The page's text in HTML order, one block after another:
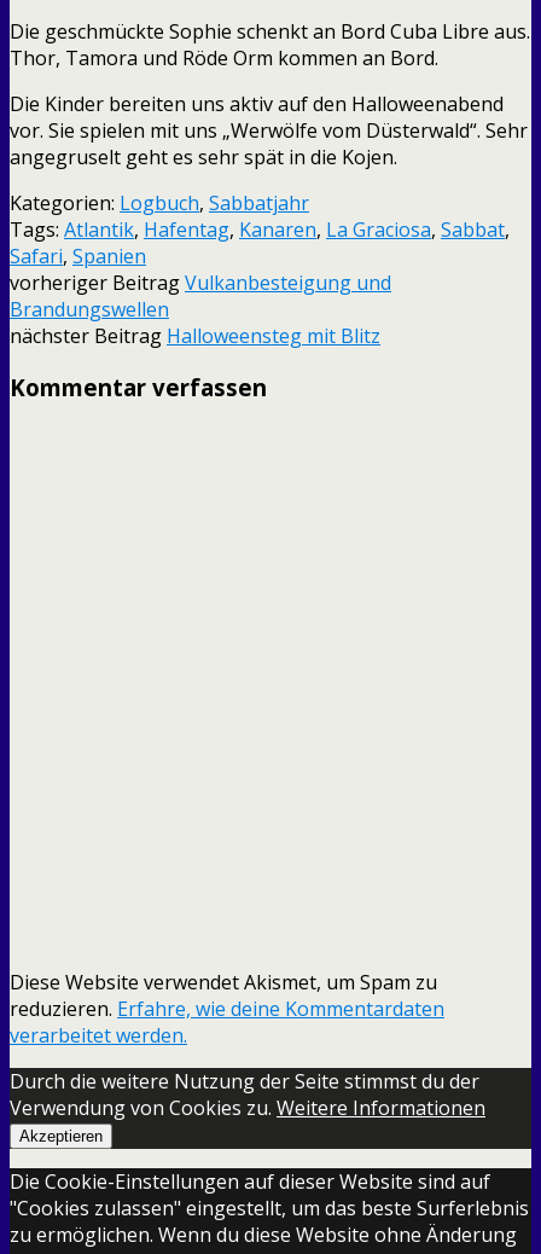
Die geschmückte Sophie schenkt an Bord Cuba Libre aus.
Thor, Tamora und Röde Orm kommen an Bord.
Die Kinder bereiten uns aktiv auf den Halloweenabend
vor. Sie spielen mit uns „Werwölfe vom Düsterwald“. Sehr
angegruselt geht es sehr spät in die Kojen.
Kategorien: Logbuch, Sabbatjahr
Tags: Atlantik, Hafentag, Kanaren, La Graciosa, Sabbat,
Safari, Spanien
vorheriger BeitragVulkanbesteigung und
Brandungswellen
nächster Beitrag Halloweensteg mit Blitz
Kommentar verfassen
Diese Website verwendet Akismet, um Spam zu
reduzieren. Erfahre, wie deine Kommentardaten
verarbeitet werden.
Durch die weitere Nutzung der Seite stimmst du der
Verwendung von Cookies zu. Weitere Informationen
Akzeptieren
Die Cookie-Einstellungen auf dieser Website sind auf
"Cookies zulassen" eingestellt, um das beste Surferlebnis
zu ermöglichen. Wenn du diese Website ohne Änderung